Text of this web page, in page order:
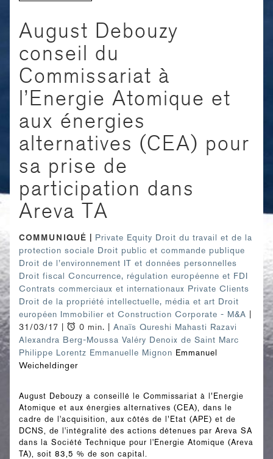
August Debouzy
conseil du
Commissariat à
l’Energie Atomique et
aux énergies
alternatives (CEA) pour
sa prise de
participation dans
Areva TA
COMMUNIQUÉ Private Equity Droit du travail et de la
protection sociale Droit public et commande publique
Droit de l’environnement IT et données personnelles
Droit fiscal Concurrence, régulation européenne et FDI
Contrats commerciaux et internationaux Private Clients
Droit de la propriété intellectuelle, média et art Droit
européen Immobilier et Construction Corporate - M&A
31/03/17 |
0 min. | Anaïs Qureshi Mahasti Razavi
Alexandra Berg-Moussa Valéry Denoix de Saint Marc
Philippe Lorentz Emmanuelle Mignon Emmanuel
Weicheldinger
August Debouzy a conseillé le Commissariat à l’Energie
Atomique et aux énergies alternatives (CEA), dans le
cadre de l'acquisition, aux côtés de l’Etat (APE) et de
DCNS, de l'intégralité des actions détenues par Areva SA
dans la Société Technique pour l'Energie Atomique (Areva
TA), soit 83,5 % de son capital.